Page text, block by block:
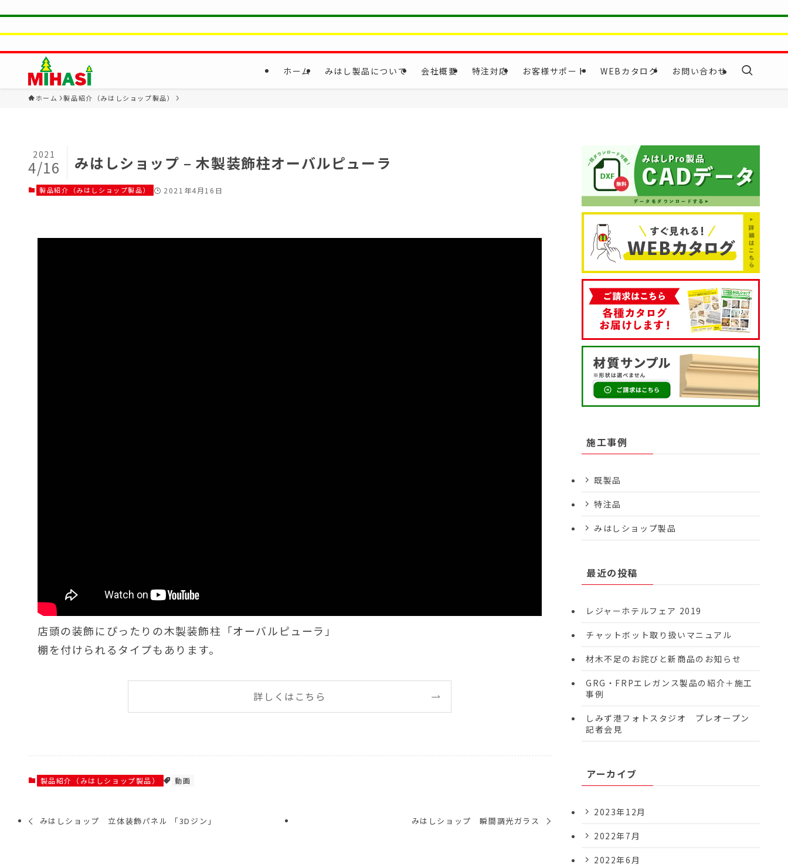
ホーム みはし製品について 会社概要 特注対応 お客様サポート WEBカタログ お問い合わせ
ホーム 製品紹介（みはしショップ製品）
みはしショップ – 木製装飾柱オーバルピューラ
2021
4/16
製品紹介（みはしショップ製品） 2021年4月16日
店頭の装飾にぴったりの木製装飾柱「オーバルピューラ」
棚を付けられるタイプもあります。
詳しくはこちら
製品紹介（みはしショップ製品） 動画
みはしショップ 立体装飾パネル 「3Dジン」 みはしショップ 瞬間調光ガラス
施工事例
既製品
特注品
みはしショップ製品
最近の投稿
レジャーホテルフェア 2019
チャットボット取り扱いマニュアル
材木不足のお詫びと新商品のお知らせ
GRG・FRPエレガンス製品の紹介＋施工
事例
しみず港フォトスタジオ プレオープン
記者会見
アーカイブ
2023年12月
2022年7月
2022年6月